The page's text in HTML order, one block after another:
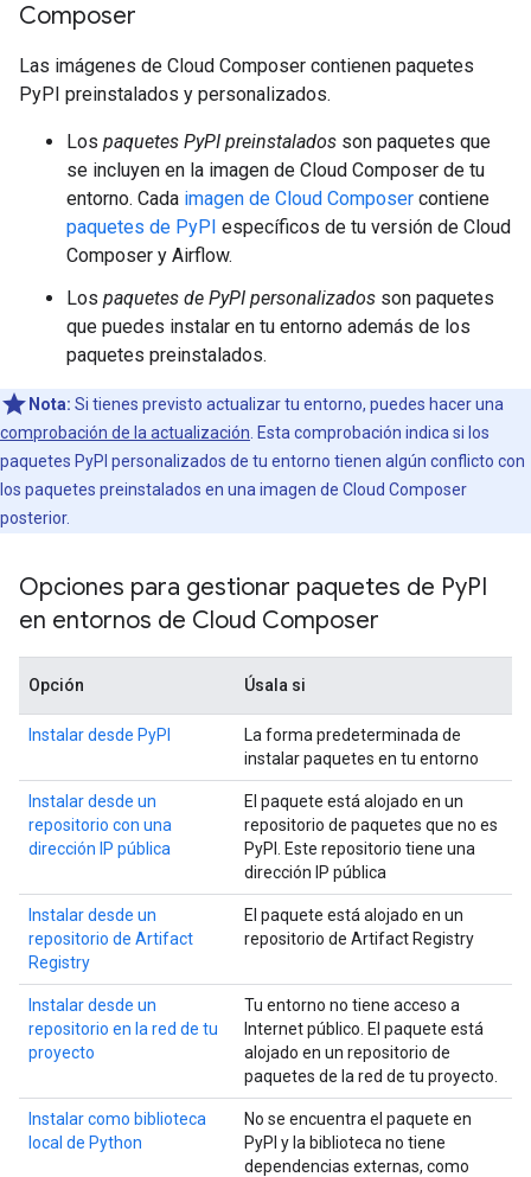
Composer
Las imágenes de Cloud Composer contienen paquetes
PyPI preinstalados y personalizados.
Los paquetes PyPI preinstalados son paquetes que
se incluyen en la imagen de Cloud Composer de tu
entorno. Cada imagen de Cloud Composer contiene
paquetes de PyPI específicos de tu versión de Cloud
Composer y Airflow.
Los paquetes de PyPI personalizados son paquetes
que puedes instalar en tu entorno además de los
paquetes preinstalados.
Nota: Si tienes previsto actualizar tu entorno, puedes hacer una
comprobación de la actualización . Esta comprobación indica si los
paquetes PyPI personalizados de tu entorno tienen algún conflicto con
los paquetes preinstalados en una imagen de Cloud Composer
posterior.
Opciones para gestionar paquetes de PyPI
en entornos de Cloud Composer
Opción Úsala si
Instalar desde PyPI
La forma predeterminada de
instalar paquetes en tu entorno
Instalar desde un
repositorio con una
dirección IP pública
El paquete está alojado en un
repositorio de paquetes que no es
PyPI. Este repositorio tiene una
dirección IP pública
Instalar desde un
repositorio de Artifact
Registry
El paquete está alojado en un
repositorio de Artifact Registry
Instalar desde un
repositorio en la red de tu
proyecto
Tu entorno no tiene acceso a
Internet público. El paquete está
alojado en un repositorio de
paquetes de la red de tu proyecto.
Instalar como biblioteca
local de Python
No se encuentra el paquete en
PyPI y la biblioteca no tiene
dependencias externas, como